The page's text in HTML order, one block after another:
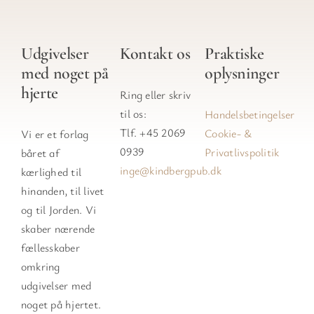
Udgivelser
med noget på
hjerte
Vi er et forlag
båret af
kærlighed til
hinanden, til livet
og til Jorden. Vi
skaber nærende
fællesskaber
omkring
udgivelser med
noget på hjertet.
Kontakt os
Ring eller skriv
til os:
Tlf. +45 2069
0939
inge@kindbergpub.dk
Praktiske
oplysninger
Handelsbetingelser
Cookie- &
Privatlivspolitik